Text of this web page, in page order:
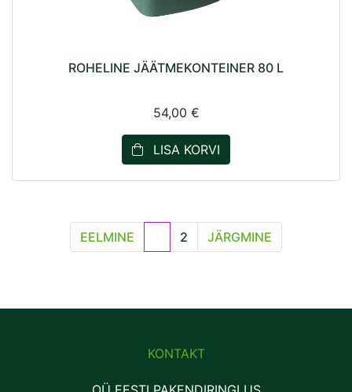
ROHELINE JÄÄTMEKONTEINER 80 L
54,00 €
LISA KORVI
EELMINE 2 JÄRGMINE
KONTAKT